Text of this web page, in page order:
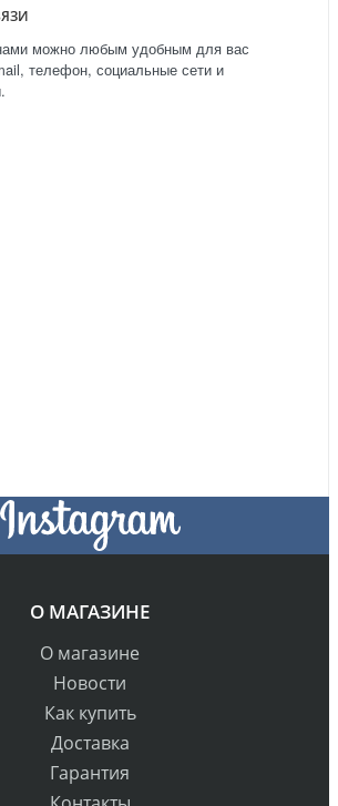
можно любым удобным для вас
телефон, социальные сети и
О МАГАЗИНЕ
О магазине
Новости
Как купить
Доставка
Гарантия